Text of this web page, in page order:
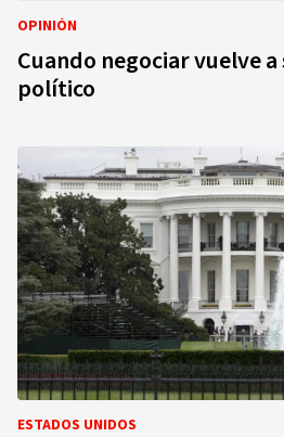
OPINIÓN
Cuando negociar vuelve
político
ESTADOS UNIDOS